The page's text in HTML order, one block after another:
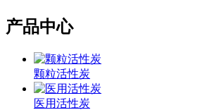
产品中心
颗粒活性炭
医用活性炭